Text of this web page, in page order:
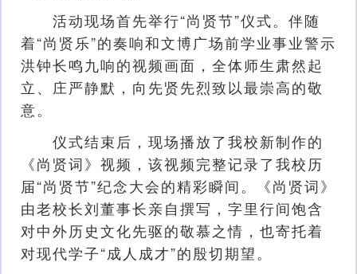
活动现场首先举行“尚贤节”仪式。伴随
着“尚贤乐”的奏响和文博广场前学业事业警示
洪钟长鸣九响的视频画面，全体师生肃然起
立、庄严静默，向先贤先烈致以最崇高的敬
意。
仪式结束后，现场播放了我校新制作的
《尚贤词》视频，该视频完整记录了我校历
届“尚贤节”纪念大会的精彩瞬间。《尚贤词》
由老校长刘董事长亲自撰写，字里行间饱含
对中外历史文化先驱的敬慕之情，也寄托着
对现代学子“成人成才”的殷切期望。